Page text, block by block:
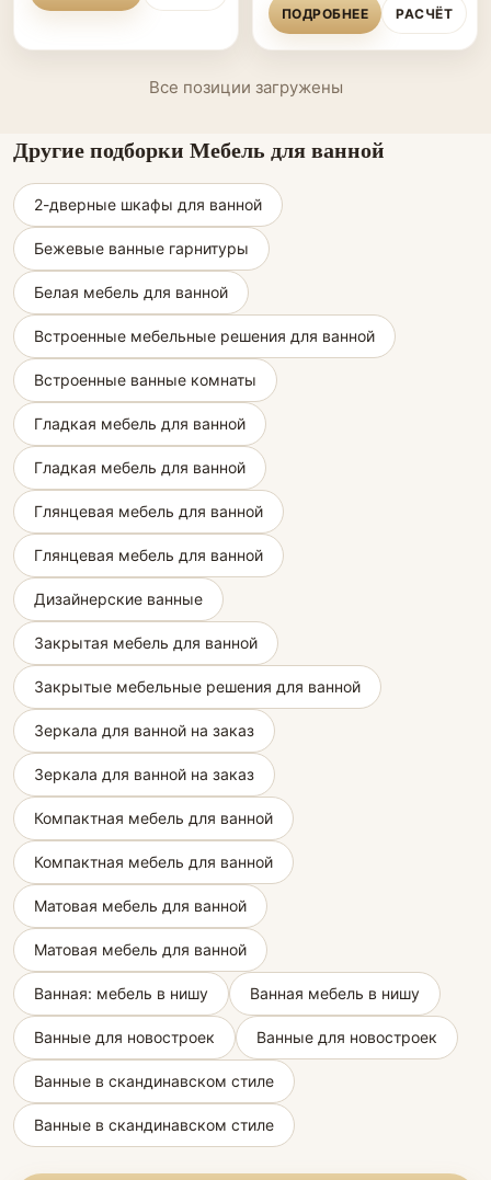
ПОДРОБНЕЕ РАСЧЁТ
Все позиции загружены
Другие подборки Мебель для ванной
2-дверные шкафы для ванной
Бежевые ванные гарнитуры
Белая мебель для ванной
Встроенные мебельные решения для ванной
Встроенные ванные комнаты
Гладкая мебель для ванной
Гладкая мебель для ванной
Глянцевая мебель для ванной
Глянцевая мебель для ванной
Дизайнерские ванные
Закрытая мебель для ванной
Закрытые мебельные решения для ванной
Зеркала для ванной на заказ
Зеркала для ванной на заказ
Компактная мебель для ванной
Компактная мебель для ванной
Матовая мебель для ванной
Матовая мебель для ванной
Ванная: мебель в нишу Ванная мебель в нишу
Ванные для новостроек Ванные для новостроек
Ванные в скандинавском стиле
Ванные в скандинавском стиле